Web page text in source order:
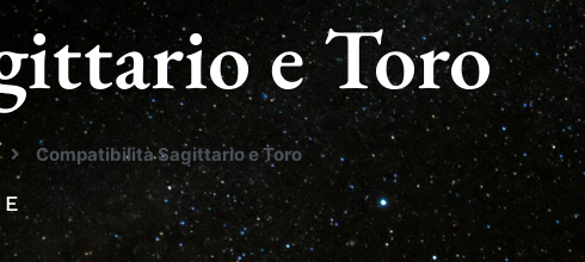
e Toro
Compatibilità Sagittario e Toro